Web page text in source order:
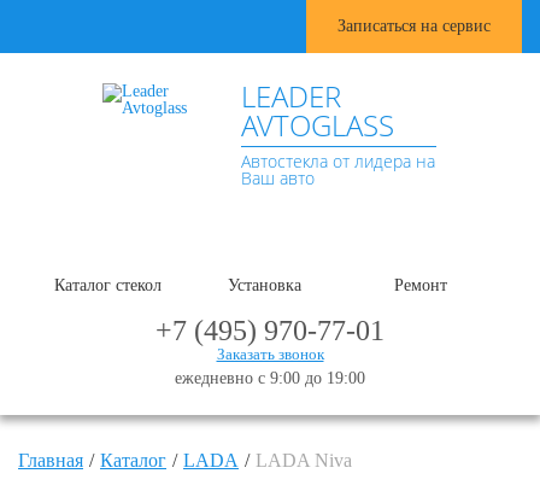
Записаться на сервис
LEADER
AVTOGLASS
Автостекла от лидера на
Ваш авто
Каталог стекол Установка Ремонт
+7 (495) 970-77-01
Заказать звонок
ежедневно с 9:00 до 19:00
Главная Каталог LADA LADA Niva